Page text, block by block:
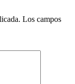
Los campos